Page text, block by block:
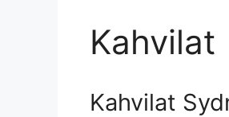
Kahvilat
Kahvilat